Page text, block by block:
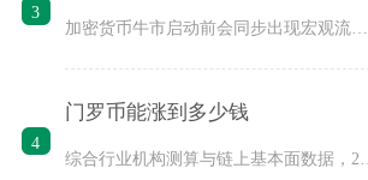
3
加密货币牛市启动前会同步出现宏观流动性宽松、链上筹码持续锁仓
4
门罗币能涨到多少钱